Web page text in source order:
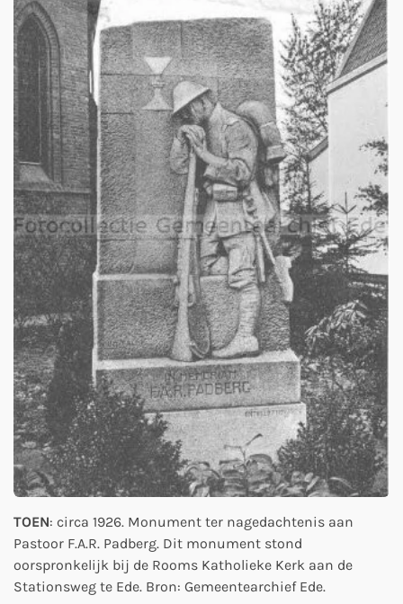
TOEN: circa 1926. Monument ter nagedachtenis aan
Pastoor F.A.R. Padberg. Dit monument stond
oorspronkelijk bij de Rooms Katholieke Kerk aan de
Stationsweg te Ede. Bron: Gemeentearchief Ede.